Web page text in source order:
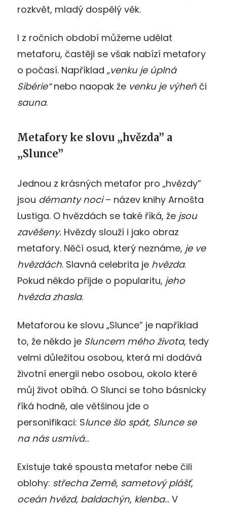
rozkvět, mladý dospělý věk.
I z ročních období můžeme udělat
metaforu, častěji se však nabízí metafory
o počasí. Například „venku je úplná
Sibérie“nebo naopak že venku je výheň či
sauna.
Metafory ke slovu „hvězda” a
„Slunce”
Jednou z krásných metafor pro „hvězdy”
jsou démanty noci– název knihy Arnošta
Lustiga. O hvězdách se také říká, že jsou
zavěšeny. Hvězdy slouží i jako obraz
metafory. Něčí osud, který neznáme, je ve
hvězdách. Slavná celebrita je hvězda.
Pokud někdo přijde o popularitu, jeho
hvězda zhasla.
Metaforou ke slovu „Slunce” je například
to, že někdo je Sluncem mého života, tedy
velmi důležitou osobou, která mi dodává
životní energii nebo osobou, okolo které
můj život obíhá. O Slunci se toho básnicky
říká hodně, ale většinou jde o
personifikaci: Slunce šlo spát, Slunce se
na nás usmívá…
Existuje také spousta metafor nebe čili
oblohy: střecha Země, sametový plášť,
oceán hvězd, baldachýn, klenba… V